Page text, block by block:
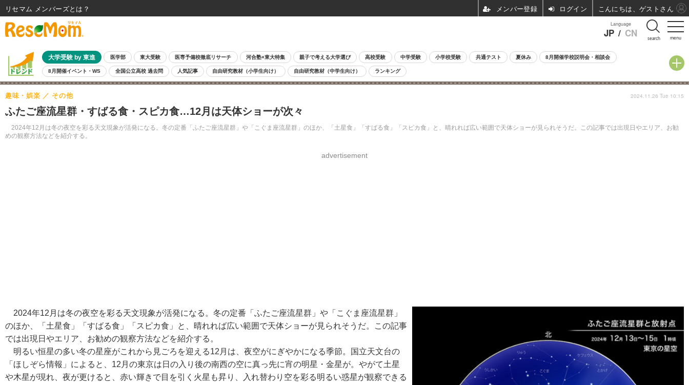
menu
Language
JP / CN search
大学受験 by 東進 医学部 東大受験 医専予備校徹底リサーチ 河合塾×東大特集 親子で考える大学選び 高校受験 中学受験 小学校受験 共通テスト 夏休み 8月開催学校説明会・相談会
8月開催イベント・WS 全国公立高校 過去問 人気記事 自由研究教材（小学生向け） 自由研究教材（中学生向け） ランキング
ふたご座流星群・すばる食・スピカ食…12月は天体ショーが次々
2024年12月は冬の夜空を彩る天文現象が活発になる。冬の定番「ふたご座流星群」や「こぐま座流星群」のほか、「土星食」「すばる食」「スピカ食」と、晴れれば広い範囲で天体ショーが見られそうだ。この記事では出現日やエリア、お勧
めの観察方法などを紹介する。
趣味・娯楽 その他
advertisement
2024.11.26 Tue 10:15
2024年12月は冬の夜空を彩る天文現象が活発になる。冬の定番「ふたご座流星群」や「こぐま座流星群」
のほか、「土星食」「すばる食」「スピカ食」と、晴れれば広い範囲で天体ショーが見られそうだ。この記事
では出現日やエリア、お勧めの観察方法などを紹介する。
明るい恒星の多い冬の星座がこれから見ごろを迎える12月は、夜空がにぎやかになる季節。国立天文台の
「ほしぞら情報」によると、12月の東京は日の入り後の南西の空に真っ先に宵の明星・金星が。やがて土星
や木星が現れ、夜が更けると、赤い輝きで目を引く火星も昇り、入れ替わり空を彩る明るい惑星が観察できる
リセマム メンバーズ ログイン こんにちは、ゲストさん